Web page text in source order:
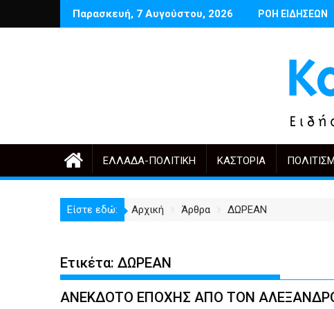
Παρασκευή, 7 Αυγούστου, 2026 ΡΟΗ ΕΙΔΗΣΕΩΝ
Μαρτινέλλη
Δέντρα έργα και πόλη: ανάμεσα στην ανάγκη και την υπερβολή
Ποιος θυμάται σήμερα τουςΈναρξη
ΕΛΛΆΔΑ-ΠΟΛΙΤΙΚΉ ΚΑΣΤΟΡΙΆ
Είστε εδώ: Αρχική Άρθρα ΔΩΡΕΑΝ
Ετικέτα: ΔΩΡΕΑΝ
ΑΝΕΚΔΟΤΟ ΕΠΟΧΗΣ ΑΠΟ ΤΟΝ